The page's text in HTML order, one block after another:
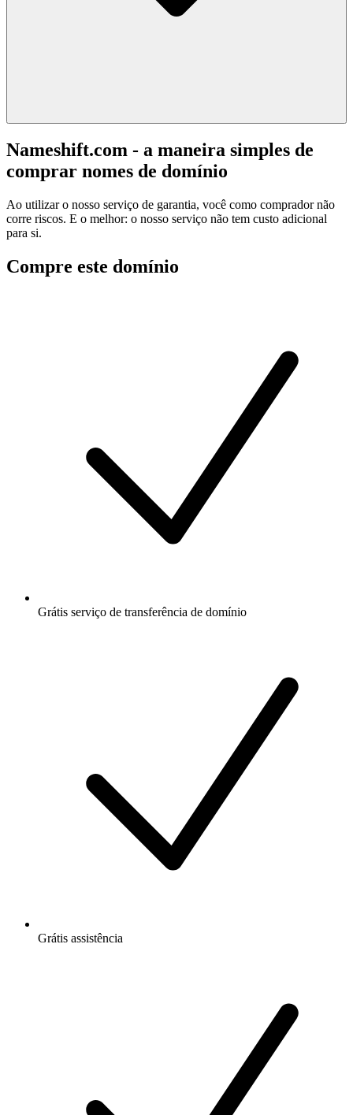
Nameshift.com - a maneira simples de
comprar nomes de domínio
Ao utilizar o nosso serviço de garantia, você como comprador não
corre riscos. E o melhor: o nosso serviço não tem custo adicional
para si.
Compre este domínio
Grátis serviço de transferência de domínio
Grátis assistência